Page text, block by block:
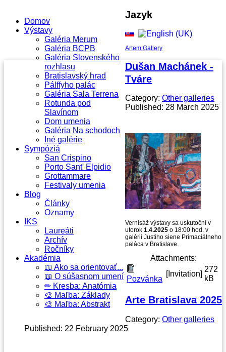
Domov
Výstavy
Galéria Merum
Galéria BCPB
Galéria Slovenského
rozhlasu
Bratislavský hrad
Pálffyho palác
Galéria Sala Terrena
Rotunda pod
Slavínom
Dom umenia
Galéria Na schodoch
Iné galérie
Sympóziá
San Crispino
Porto Sant' Elpidio
Grottammare
Festivaly umenia
Blog
Články
Oznamy
IKS
Laureáti
Archív
Ročníky
Akadémia
📖 Ako sa orientovať...
📖 O súšasnom umení
✏ Kresba: Anatómia
🎨 Maľba: Základy
🎨 Maľba: Abstrakt
Jazyk
Artem Gallery
Dušan Machánek -
Tváre
Category: Other galleries
Published: 28 March 2025
Vernisáž výstavy sa uskutoční v
utorok 1.4.2025 o 18:00 hod. v
galérii Justiho siene Primaciálneho
paláca v Bratislave.
Attachments:
Pozvánka
[Invitation]
272
kB
Arte Bratislava 2025
Category: Other galleries
Published: 22 February 2025